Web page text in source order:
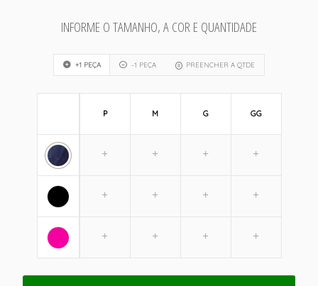
INFORME O TAMANHO, A COR E QUANTIDADE
+1 PEÇA -1 PEÇA PREENCHER A QTDE
P M G GG